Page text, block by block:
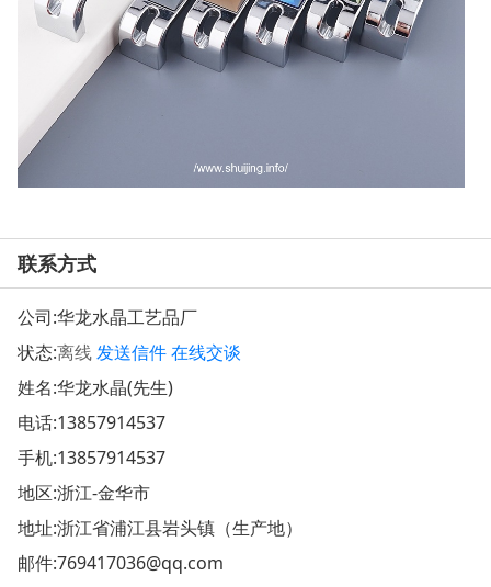
联系方式
公司:华龙水晶工艺品厂
状态:离线发送信件在线交谈
姓名:华龙水晶(先生)
电话:13857914537
手机:13857914537
地区:浙江-金华市
地址:浙江省浦江县岩头镇（生产地）
邮件:769417036@qq.com